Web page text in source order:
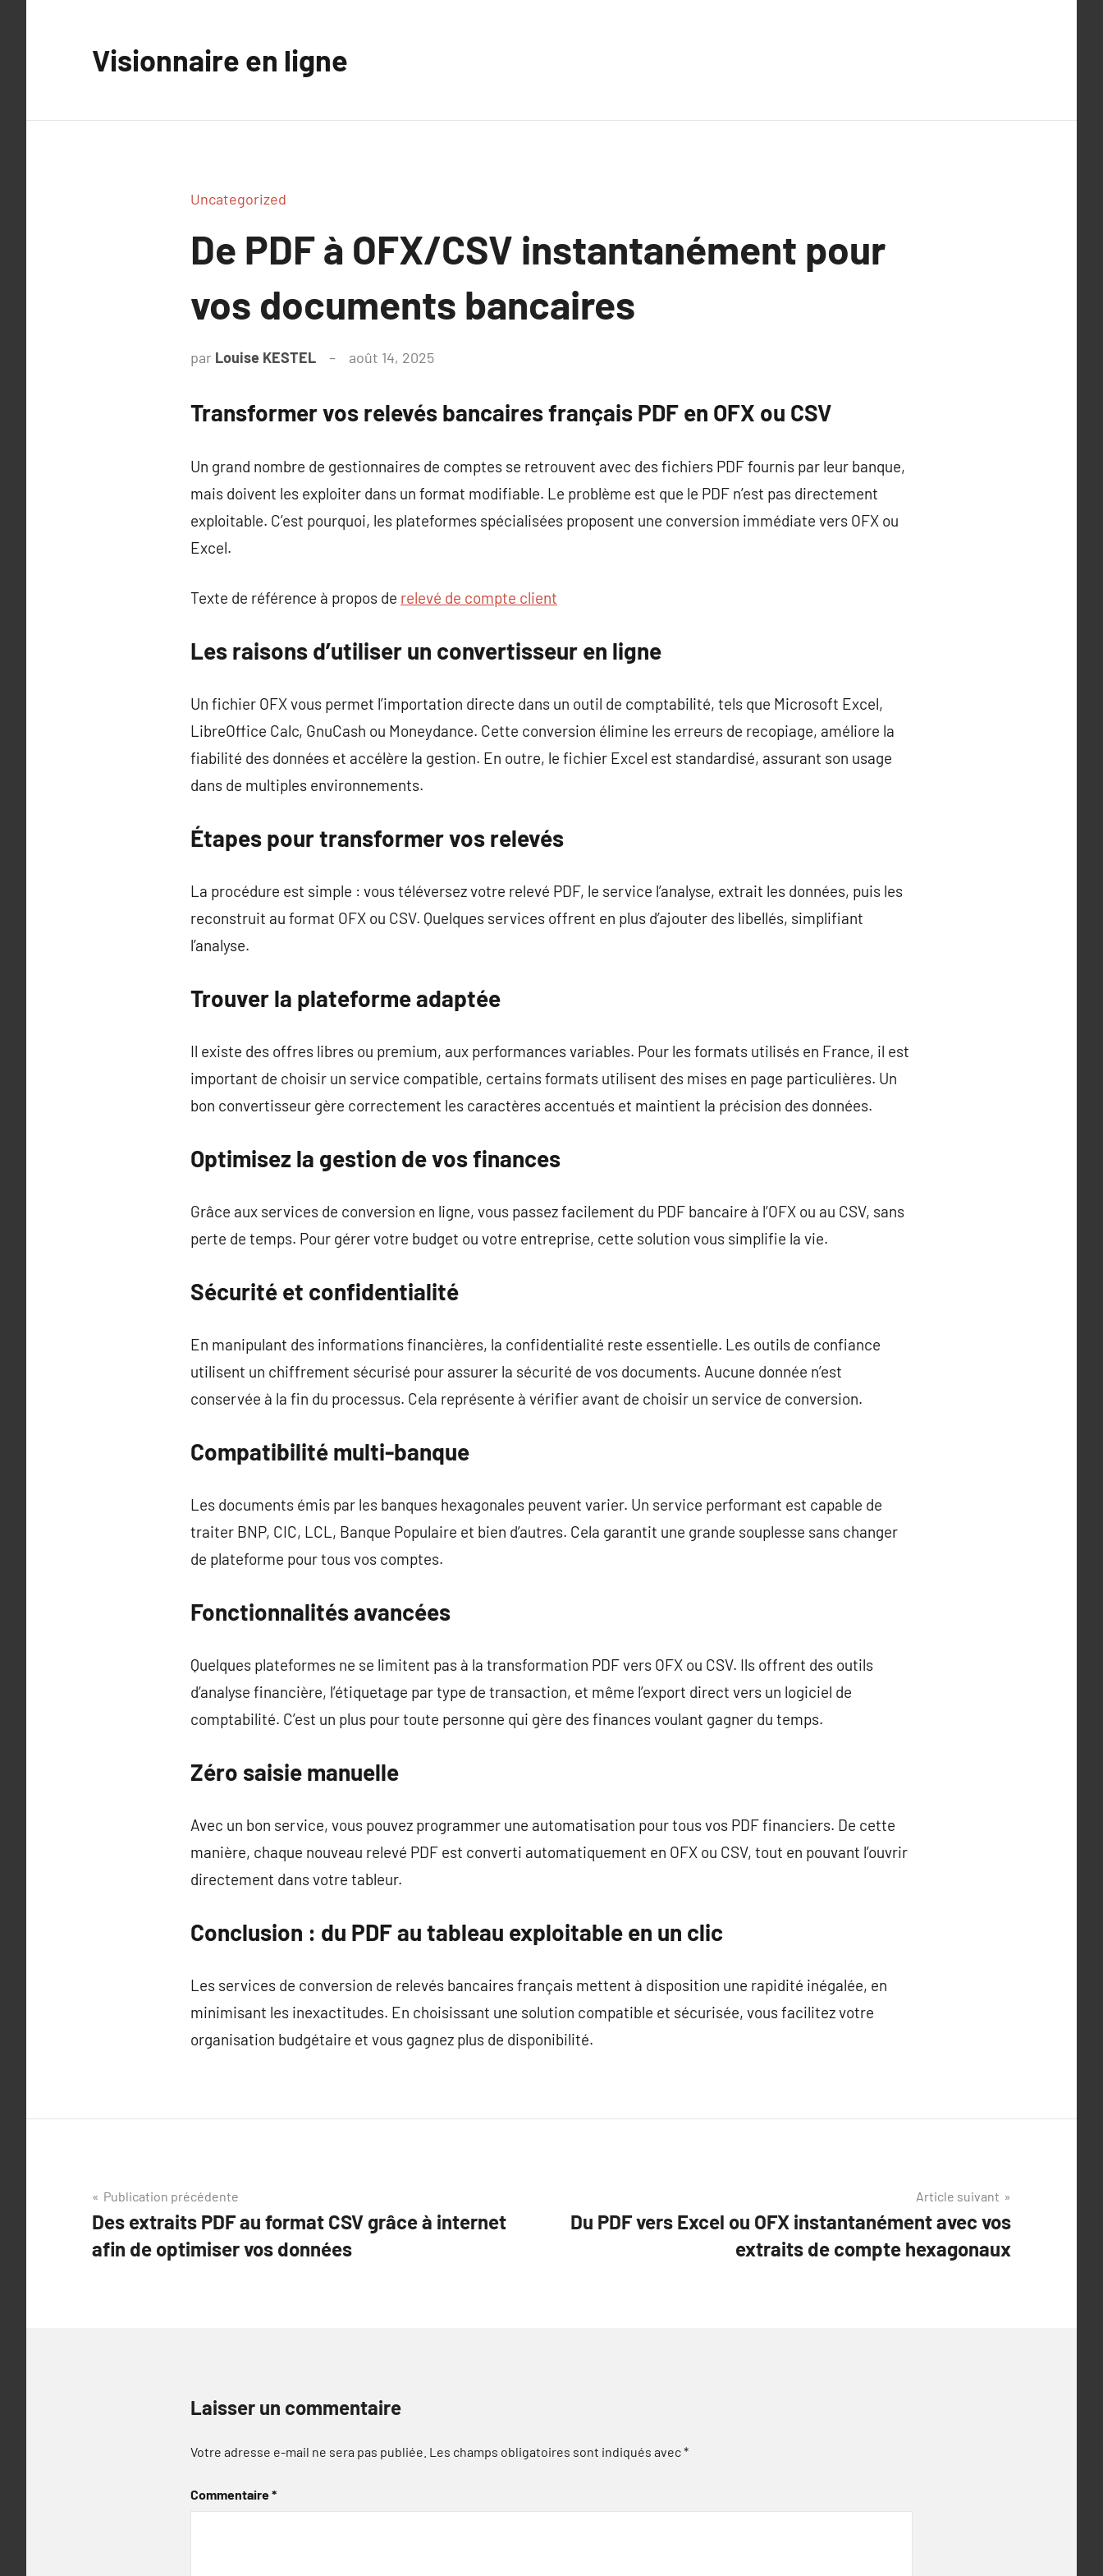
Visionnaire en ligne
Uncategorized
De PDF à OFX/CSV instantanément pour
vos documents bancaires
par Louise KESTEL août 14, 2025
Transformer vos relevés bancaires français PDF en OFX ou CSV
Un grand nombre de gestionnaires de comptes se retrouvent avec des fichiers PDF fournis par leur banque,
mais doivent les exploiter dans un format modifiable. Le problème est que le PDF n’est pas directement
exploitable. C’est pourquoi, les plateformes spécialisées proposent une conversion immédiate vers OFX ou
Excel.
Texte de référence à propos de relevé de compte client
Les raisons d’utiliser un convertisseur en ligne
Un fichier OFX vous permet l’importation directe dans un outil de comptabilité, tels que Microsoft Excel,
LibreOffice Calc, GnuCash ou Moneydance. Cette conversion élimine les erreurs de recopiage, améliore la
fiabilité des données et accélère la gestion. En outre, le fichier Excel est standardisé, assurant son usage
dans de multiples environnements.
Étapes pour transformer vos relevés
La procédure est simple : vous téléversez votre relevé PDF, le service l’analyse, extrait les données, puis les
reconstruit au format OFX ou CSV. Quelques services offrent en plus d’ajouter des libellés, simplifiant
l’analyse.
Trouver la plateforme adaptée
Il existe des offres libres ou premium, aux performances variables. Pour les formats utilisés en France, il est
important de choisir un service compatible, certains formats utilisent des mises en page particulières. Un
bon convertisseur gère correctement les caractères accentués et maintient la précision des données.
Optimisez la gestion de vos finances
Grâce aux services de conversion en ligne, vous passez facilement du PDF bancaire à l’OFX ou au CSV, sans
perte de temps. Pour gérer votre budget ou votre entreprise, cette solution vous simplifie la vie.
Sécurité et confidentialité
En manipulant des informations financières, la confidentialité reste essentielle. Les outils de confiance
utilisent un chiffrement sécurisé pour assurer la sécurité de vos documents. Aucune donnée n’est
conservée à la fin du processus. Cela représente à vérifier avant de choisir un service de conversion.
Compatibilité multi-banque
Les documents émis par les banques hexagonales peuvent varier. Un service performant est capable de
traiter BNP, CIC, LCL, Banque Populaire et bien d’autres. Cela garantit une grande souplesse sans changer
de plateforme pour tous vos comptes.
Fonctionnalités avancées
Quelques plateformes ne se limitent pas à la transformation PDF vers OFX ou CSV. Ils offrent des outils
d’analyse financière, l’étiquetage par type de transaction, et même l’export direct vers un logiciel de
comptabilité. C’est un plus pour toute personne qui gère des finances voulant gagner du temps.
Zéro saisie manuelle
Avec un bon service, vous pouvez programmer une automatisation pour tous vos PDF financiers. De cette
manière, chaque nouveau relevé PDF est converti automatiquement en OFX ou CSV, tout en pouvant l’ouvrir
directement dans votre tableur.
Conclusion : du PDF au tableau exploitable en un clic
Les services de conversion de relevés bancaires français mettent à disposition une rapidité inégalée, en
minimisant les inexactitudes. En choisissant une solution compatible et sécurisée, vous facilitez votre
organisation budgétaire et vous gagnez plus de disponibilité.
Navigation
de
l’article
Publication précédente
Des extraits PDF au format CSV grâce à internet
afin de optimiser vos données
Article suivant
Du PDF vers Excel ou OFX instantanément avec vos
extraits de compte hexagonaux
Laisser un commentaire
Votre adresse e-mail ne sera pas publiée. Les champs obligatoires sont indiqués avec*
Commentaire*